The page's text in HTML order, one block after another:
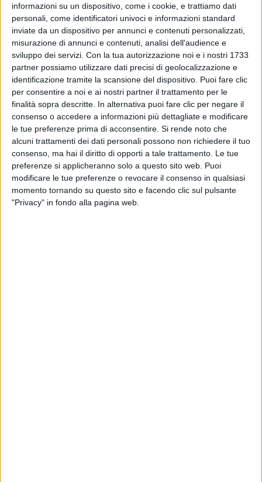
informazioni su un dispositivo, come i cookie, e trattiamo dati
personali, come identificatori univoci e informazioni standard
inviate da un dispositivo per annunci e contenuti personalizzati,
misurazione di annunci e contenuti, analisi dell'audience e
sviluppo dei servizi. Con la tua autorizzazione noi e i nostri 1733
partner possiamo utilizzare dati precisi di geolocalizzazione e
identificazione tramite la scansione del dispositivo. Puoi fare clic
per consentire a noi e ai nostri partner il trattamento per le
finalità sopra descritte. In alternativa puoi fare clic per negare il
consenso o accedere a informazioni più dettagliate e modificare
le tue preferenze prima di acconsentire. Si rende noto che
alcuni trattamenti dei dati personali possono non richiedere il tuo
consenso, ma hai il diritto di opporti a tale trattamento. Le tue
preferenze si applicheranno solo a questo sito web. Puoi
modificare le tue preferenze o revocare il consenso in qualsiasi
momento tornando su questo sito e facendo clic sul pulsante
"Privacy" in fondo alla pagina web.
PRIMA VOLTA 13 dic 2022
Elodie al Forum: c’è la data per il grande
concerto a Milano
La cantante, come anticipato pochi giorni fa, è
pronta al debutto al palazzetto di Assago nella
prossima primvarea: porterà sul palco il brano di
Sanremo e il nuovo album “Ok. Respira”
diAndrea Basso